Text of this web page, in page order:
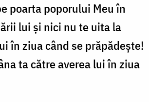
poarta poporului Meu în
lui şi nici nu te uita la
în ziua când se prăpădeşte!
ta către averea lui în ziua